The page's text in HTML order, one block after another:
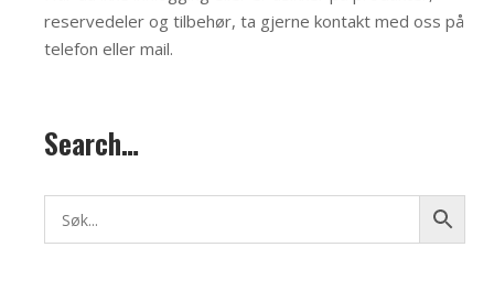
reservedeler og tilbehør, ta gjerne kontakt med oss på
telefon eller mail.
Search…